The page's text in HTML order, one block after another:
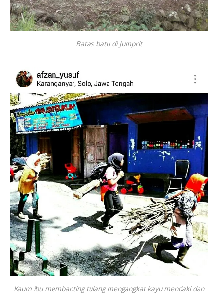
Batas batu di Jumprit
Kaum ibu membanting tulang mengangkat kayu mendaki dan